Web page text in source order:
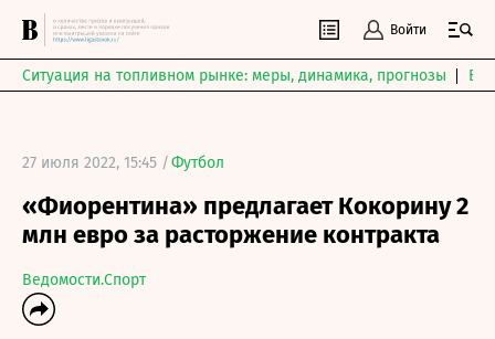
Войти
Ситуация на топливном рынке: меры, динамика, прогнозы
27 июля 2022, 15:45 /Футбол
«Фиорентина» предлагает Кокорину 2
млн евро за расторжение контракта
Ведомости.Спорт